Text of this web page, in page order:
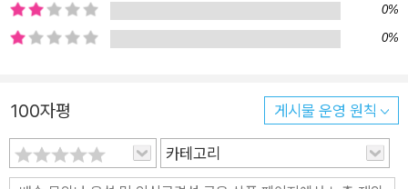
완성하는 추가 학습 자료! 1) 들으면서 외우는 단어암기자료 언제
어디서든 간편하게 들으면서 단어를 암기하고, 20일 동안 총 40
호주식의 다양한 원어민 발음을 듣고 학습하여 듣기 실력을 한층
더 향상시킬 수 있습니다. - 교재에 수록된 핵심 문장을 원어민의
발음으로 듣고, 받아쓰고, 따라 말해보며 리스닝 실력 향상에 가
0%
0%
100자평 게시물 운영 원칙
카테고리